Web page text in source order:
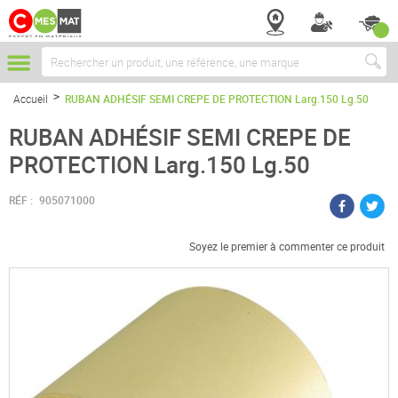
Chercher
Accueil RUBAN ADHÉSIF SEMI CREPE DE PROTECTION Larg.150 Lg.50
RUBAN ADHÉSIF SEMI CREPE DE
PROTECTION Larg.150 Lg.50
RÉF : 905071000
Soyez le premier à commenter ce produit
Passer